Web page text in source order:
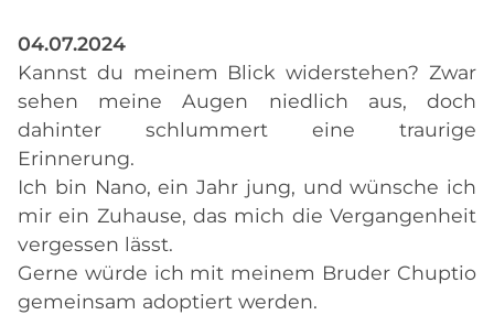
04.07.2024
Kannst du meinem Blick widerstehen? Zwar
sehen meine Augen niedlich aus, doch
dahinter schlummert eine traurige
Erinnerung.
Ich bin Nano, ein Jahr jung, und wünsche ich
mir ein Zuhause, das mich die Vergangenheit
vergessen lässt.
Gerne würde ich mit meinem Bruder Chuptio
gemeinsam adoptiert werden.